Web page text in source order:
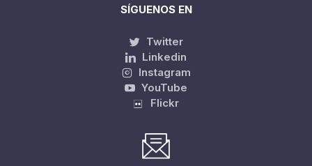
SÍGUENOS EN
Twitter
Linkedin
Instagram
YouTube
Flickr